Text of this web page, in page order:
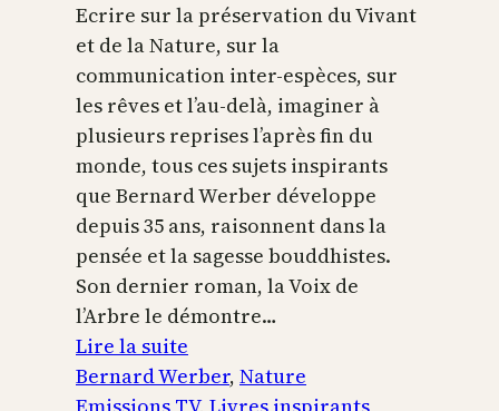
Ecrire sur la préservation du Vivant
et de la Nature, sur la
communication inter-espèces, sur
les rêves et l’au-delà, imaginer à
plusieurs reprises l’après fin du
monde, tous ces sujets inspirants
que Bernard Werber développe
depuis 35 ans, raisonnent dans la
pensée et la sagesse bouddhistes.
Son dernier roman, la Voix de
l’Arbre le démontre…
Lire la suite
La
Voix
Bernard Werber, Nature